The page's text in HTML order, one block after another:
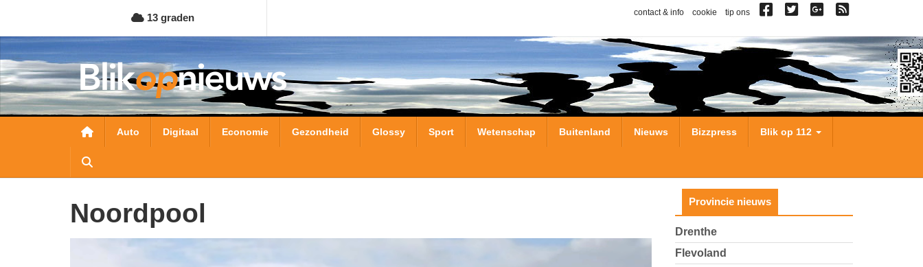
naar
de
inhoud
gaan
13 graden contact & info cookie tip ons
Hoofdnavigatie
Auto Digitaal Economie Gezondheid Glossy Sport Wetenschap Buitenland Nieuws Bizzpress Blik op 112
noordpool Provincie nieuws
Drenthe
Flevoland